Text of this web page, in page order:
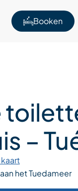
Booken
–
het Tuedameer